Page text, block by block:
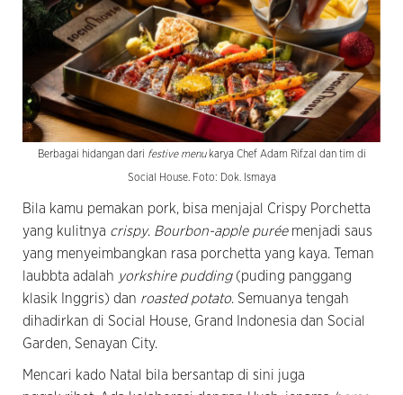
Berbagai hidangan dari festive menukarya Chef Adam Rifzal dan tim di
Social House. Foto: Dok. Ismaya
Bila kamu pemakan pork, bisa menjajal Crispy Porchetta
yang kulitnya crispy. Bourbon-apple puréemenjadi saus
yang menyeimbangkan rasa porchetta yang kaya. Teman
laubbta adalah yorkshire pudding(puding panggang
klasik Inggris) dan roasted potato. Semuanya tengah
dihadirkan di Social House, Grand Indonesia dan Social
Garden, Senayan City.
Mencari kado Natal bila bersantap di sini juga